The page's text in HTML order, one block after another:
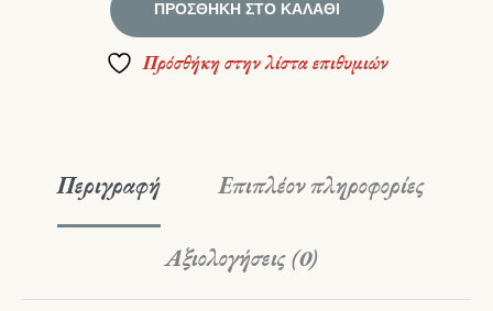
ΠΡΟΣΘΉΚΗ ΣΤΟ ΚΑΛΆΘΙ
Πρόσθήκη στην λίστα επιθυμιών
Περιγραφή Επιπλέον πληροφορίες
Αξιολογήσεις (0)